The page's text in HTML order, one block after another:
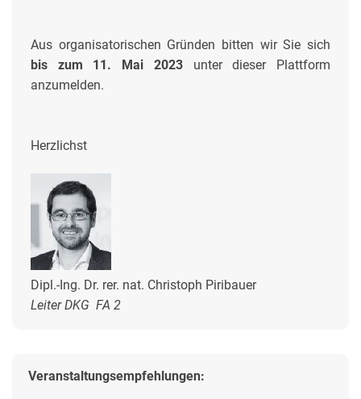
Aus organisatorischen Gründen bitten wir Sie sich
bis zum 11. Mai 2023unter dieser Plattform
anzumelden.
Herzlichst
Dipl.-Ing. Dr. rer. nat. Christoph Piribauer
Leiter DKG FA 2
Veranstaltungsempfehlungen: